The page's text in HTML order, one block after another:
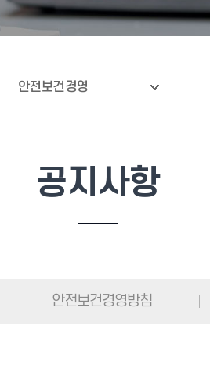
안전보건경영
공지사항
안전보건경영방침